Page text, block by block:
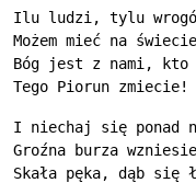
Ilu ludzi, tylu
Możem mieć na
Bóg jest z nami, kto
Tego Piorun zmiecie!
I niechaj się ponad
Groźna burza
Skała pęka, dąb się